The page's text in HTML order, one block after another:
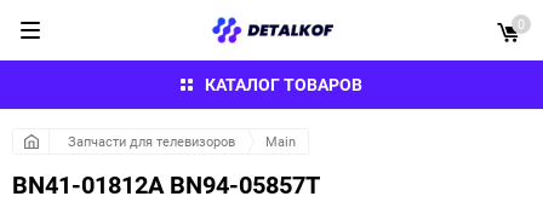
КАТАЛОГ ТОВАРОВ
0
Запчасти для телевизоров Main
BN41-01812A BN94-05857T